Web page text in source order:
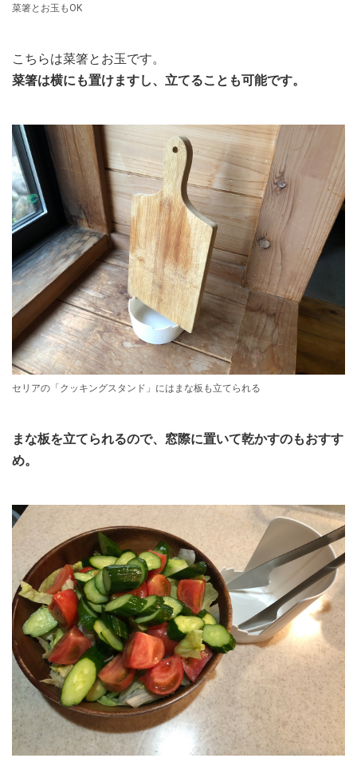
菜箸とお玉もOK
こちらは菜箸とお玉です。
菜箸は横にも置けますし、立てることも可能です。
セリアの「クッキングスタンド」にはまな板も立てられる
まな板を立てられるので、窓際に置いて乾かすのもおすす
め。